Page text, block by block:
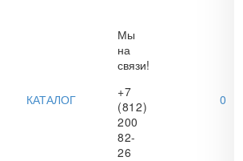
КАТАЛОГ
Мы
на
связи!
+7
(812)
200
82-
26
0